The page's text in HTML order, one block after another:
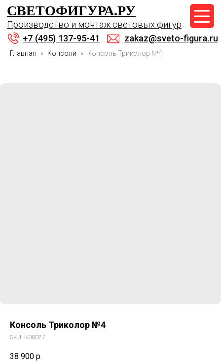
СВЕТОФИГУРА.РУ
Производство и монтаж световых фигур
zakaz@sveto-figura.ru
+7 (495) 137-95-41
zakaz@sveto-figura.ru
+7 (495) 137-95-41
Главная Консоли Консоль Триколор №4
Консоль Триколор №4
SKU: K00027
38 900 р.